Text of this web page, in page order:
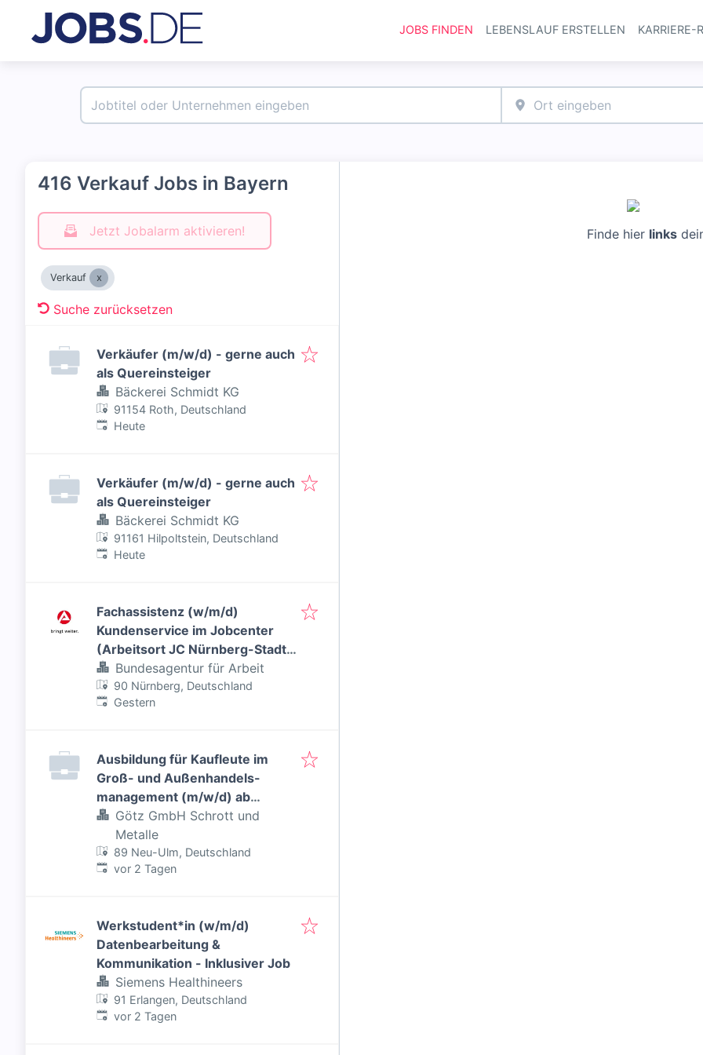
Haupt-
JOBS FINDEN LEBENSLAUF ERSTELLEN KARRIERE-
416 Verkauf Jobs in Bayern
Jetzt Jobalarm aktivieren!
Verkauf
Suche zurücksetzen
Verkäufer (m/w/d) - gerne auch
als Quereinsteiger
Bäckerei Schmidt KG
91154 Roth, Deutschland
Veröffentlicht
Heute
Verkäufer (m/w/d) - gerne auch
als Quereinsteiger
Bäckerei Schmidt KG
91161 Hilpoltstein, Deutschland
Veröffentlicht
Heute
Fachassistenz (w/m/d)
Kundenservice im Jobcenter
(Arbeitsort JC Nürnberg-Stadt)
- Inklusiver Job
Bundesagentur für Arbeit
90 Nürnberg, Deutschland
Veröffentlicht
Gestern
Ausbildung für Kaufleute im
Groß- und Außenhandels-
management (m/w/d) ab
September 2027
Götz GmbH Schrott und
Metalle
89 Neu-Ulm, Deutschland
Veröffentlicht:
vor 2 Tagen
Werkstudent*in (w/m/d)
Datenbearbeitung &
Kommunikation - Inklusiver Job
Siemens Healthineers
91 Erlangen, Deutschland
Veröffentlicht:
vor 2 Tagen
Finde hier links